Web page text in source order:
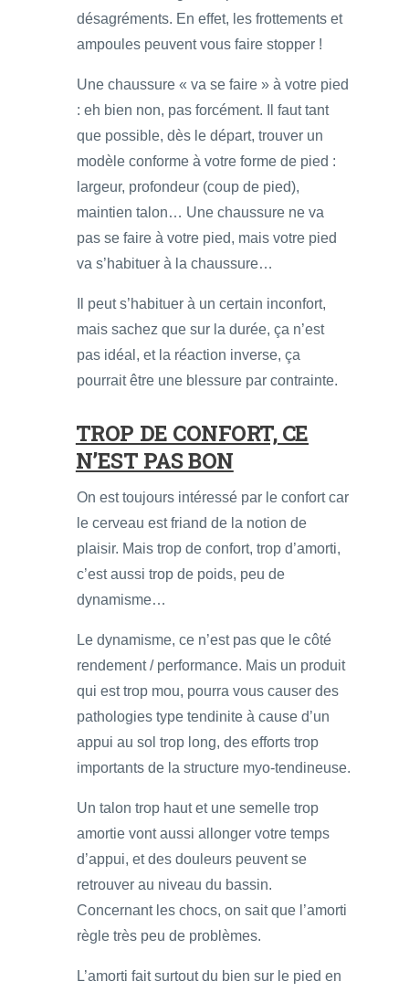
désagréments. En effet, les frottements et
ampoules peuvent vous faire stopper !
Une chaussure « va se faire » à votre pied
: eh bien non, pas forcément. Il faut tant
que possible, dès le départ, trouver un
modèle conforme à votre forme de pied :
largeur, profondeur (coup de pied),
maintien talon… Une chaussure ne va
pas se faire à votre pied, mais votre pied
va s’habituer à la chaussure…
Il peut s’habituer à un certain inconfort,
mais sachez que sur la durée, ça n’est
pas idéal, et la réaction inverse, ça
pourrait être une blessure par contrainte.
TROP DE CONFORT, CE
N’EST PAS BON
On est toujours intéressé par le confort car
le cerveau est friand de la notion de
plaisir. Mais trop de confort, trop d’amorti,
c’est aussi trop de poids, peu de
dynamisme…
Le dynamisme, ce n’est pas que le côté
rendement / performance. Mais un produit
qui est trop mou, pourra vous causer des
pathologies type tendinite à cause d’un
appui au sol trop long, des efforts trop
importants de la structure myo-tendineuse.
Un talon trop haut et une semelle trop
amortie vont aussi allonger votre temps
d’appui, et des douleurs peuvent se
retrouver au niveau du bassin.
Concernant les chocs, on sait que l’amorti
règle très peu de problèmes.
L’amorti fait surtout du bien sur le pied en